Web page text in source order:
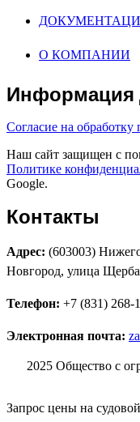
О КОМПАНИИ
Информация
Согласие на
Наш сайт защищен с
Политике
Google.
Контакты
Адрес: (603003)
Новгород, улица
Телефон: +7 (831) 268-
Электронная почта:
2025 Общество с
Запрос цены на